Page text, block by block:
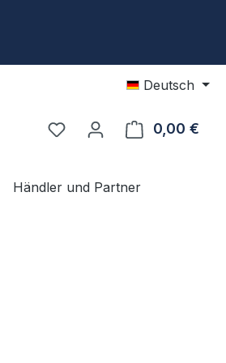
Deutsch
0,00 €
Händler und Partner